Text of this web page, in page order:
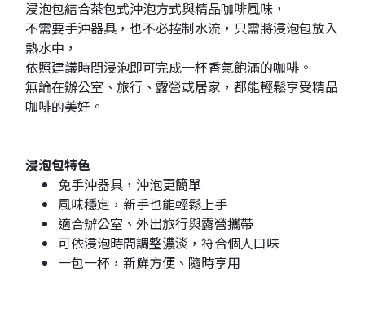
浸泡包結合茶包式沖泡方式與精品咖啡風味，
不需要手沖器具，也不必控制水流，只需將浸泡包放入
熱水中，
依照建議時間浸泡即可完成一杯香氣飽滿的咖啡。
無論在辦公室、旅行、露營或居家，都能輕鬆享受精品
咖啡的美好。
浸泡包特色
免手沖器具，沖泡更簡單
風味穩定，新手也能輕鬆上手
適合辦公室、外出旅行與露營攜帶
可依浸泡時間調整濃淡，符合個人口味
一包一杯，新鮮方便、隨時享用